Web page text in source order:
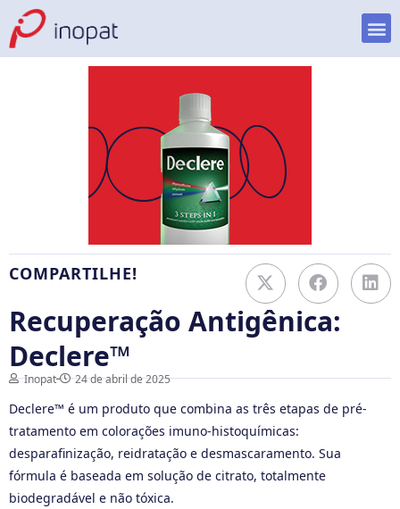
COMPARTILHE!
Recuperação Antigênica:
Declere™
Inopat 24 de abril de 2025
Declere™ é um produto que combina as três etapas de pré-
tratamento em colorações imuno-histoquímicas:
desparafinização, reidratação e desmascaramento. Sua
fórmula é baseada em solução de citrato, totalmente
biodegradável e não tóxica.